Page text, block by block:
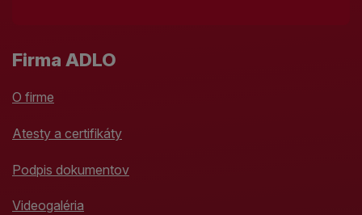
Firma ADLO
O firme
Atesty a certifikáty
Podpis dokumentov
Videogaléria